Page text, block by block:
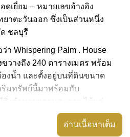
เยี่ยม – หมายเลขอ้างอิง
ยาตะวันออก ซึ่งเป็นส่วนหนึ่ง
ชลบุรี
Whispering Palm . House
างถึง 240 ตารางเมตร พร้อม
งน้ำ และตั้งอยู่บนที่ดินขนาด
ริมทรัพย์นี้มาพร้อมกับ
สิ่งอำนวยความสะดวก ได้แก่
คา, ประตูรั่วไฟฟ้า, สวนส่วนตัว,
ใช้ สระว่ายน้ำ ส่วนตัว ได้
อ่านเนื้อหาเต็ม